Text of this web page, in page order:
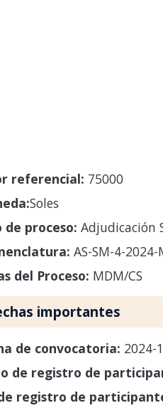
referencial: 75000
Soles
de proceso: Adjudicación
AS-SM-4-2024-
del Proceso: MDM/CS
importantes
de convocatoria: 2024-
de registro de
registro de